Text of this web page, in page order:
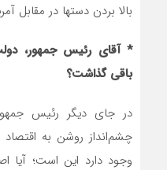
بالا بردن دستها در مقابل
* آقای رئیس جمهور،
باقی گذاشت؟
در جای دیگر رئیس
چشم‌انداز روشن به
وجود دارد این است؛ آیا